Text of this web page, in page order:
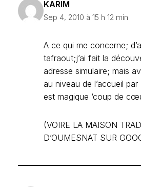
KARIM
Sep 4, 2010 à 15 h 12 min
A ce qui me concerne;
tafraout;j’ai fait la
adresse simulaire; mais
au niveau de l’accueil
est magique ‘coup de
(VOIRE LA MAISON
D’OUMESNAT SUR